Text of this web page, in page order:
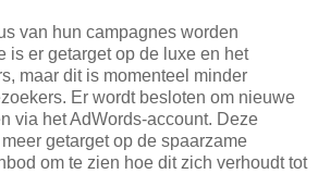
van hun campagnes worden
is er getarget op de luxe en het
maar dit is momenteel minder
Er wordt besloten om nieuwe
via het AdWords-account. Deze
getarget op de spaarzame
om te zien hoe dit zich verhoudt tot